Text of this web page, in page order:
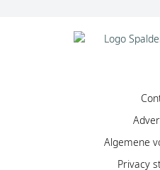
Algemene
Privacy